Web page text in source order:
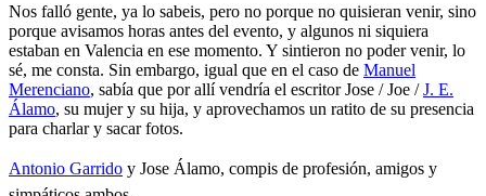
Nos falló gente, ya lo sabeis, pero no porque no quisieran venir, sino
porque avisamos horas antes del evento, y algunos ni siquiera
estaban en Valencia en ese momento. Y sintieron no poder venir, lo
sé, me consta. Sin embargo, igual que en el caso de Manuel
Merenciano, sabía que por allí vendría el escritor Jose / Joe /J. E.
Álamo, su mujer y su hija, y aprovechamos un ratito de su presencia
para charlar y sacar fotos.
Antonio Garrido y Jose Álamo, compis de profesión, amigos y